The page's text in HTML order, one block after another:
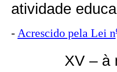
atividade
-Acrescido pela Lei n
XV – à